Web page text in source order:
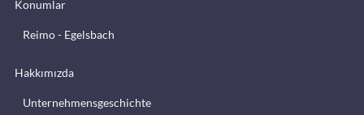
Konumlar
Reimo - Egelsbach
Hakkımızda
Unternehmensgeschichte